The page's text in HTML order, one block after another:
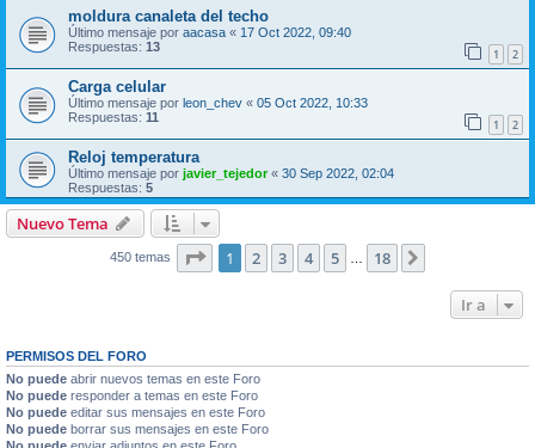
moldura canaleta del techo
Último mensaje por aacasa « 17 Oct 2022, 09:40
Respuestas: 13 1 2
Carga celular
Último mensaje por leon_chev « 05 Oct 2022, 10:33
Respuestas: 11 1 2
Reloj temperatura
Último mensaje por javier_tejedor« 30 Sep 2022, 02:04
Respuestas: 5
Nuevo Tema
450 temas Página de 18
1 2 3 4 5 18
Ir a
PERMISOS DEL FORO
No puede abrir nuevos temas en este Foro
No puede responder a temas en este Foro
No puede editar sus mensajes en este Foro
No puede borrar sus mensajes en este Foro